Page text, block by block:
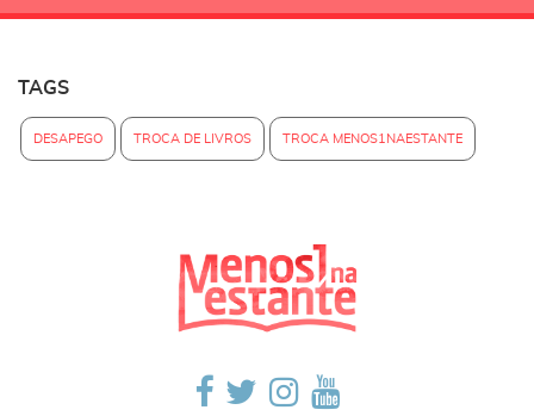
TAGS
DESAPEGO TROCA DE LIVROS TROCA MENOS1NAESTANTE